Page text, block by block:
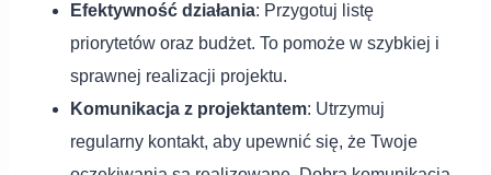
Efektywność działania: Przygotuj listę
priorytetów oraz budżet. To pomoże w szybkiej i
sprawnej realizacji projektu.
Komunikacja z projektantem: Utrzymuj
regularny kontakt, aby upewnić się, że Twoje